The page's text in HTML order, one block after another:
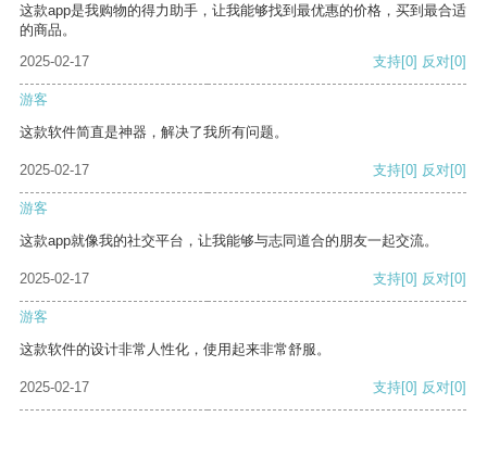
这款app是我购物的得力助手，让我能够找到最优惠的价格，买到最合适
的商品。
2025-02-17
支持[0] 反对[0]
游客
这款软件简直是神器，解决了我所有问题。
2025-02-17 支持[0] 反对[0]
游客
这款app就像我的社交平台，让我能够与志同道合的朋友一起交流。
2025-02-17 支持[0] 反对[0]
游客
这款软件的设计非常人性化，使用起来非常舒服。
2025-02-17 支持[0] 反对[0]